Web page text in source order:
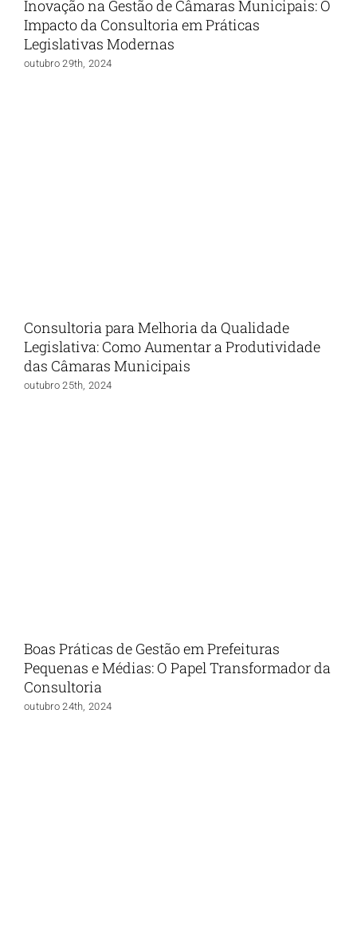
Inovação na Gestão de Câmaras Municipais: O
Impacto da Consultoria em Práticas
Legislativas Modernas
outubro 29th, 2024
Consultoria para Melhoria da Qualidade
Legislativa: Como Aumentar a Produtividade
das Câmaras Municipais
outubro 25th, 2024
Boas Práticas de Gestão em Prefeituras
Pequenas e Médias: O Papel Transformador da
Consultoria
outubro 24th, 2024